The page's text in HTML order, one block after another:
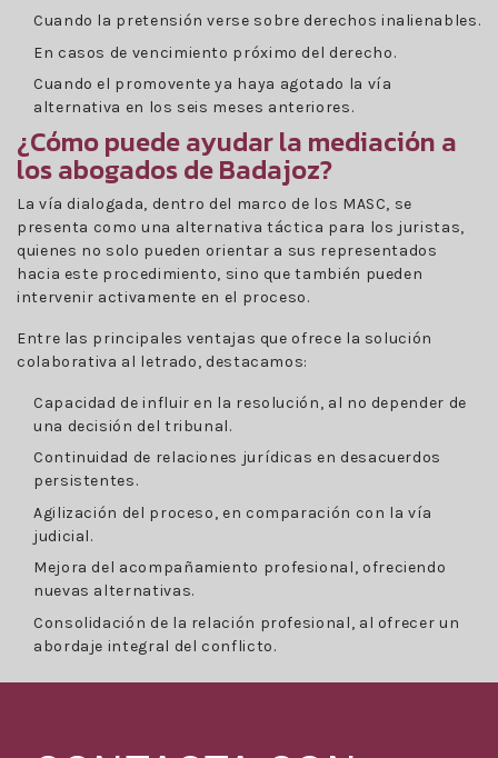
Cuando la pretensión verse sobre derechos inalienables.
En casos de vencimiento próximo del derecho.
Cuando el promovente ya haya agotado la vía
alternativa en los seis meses anteriores.
¿Cómo puede ayudar la mediación a
los abogados de Badajoz?
La vía dialogada, dentro del marco de los MASC, se
presenta como una alternativa táctica para los juristas,
quienes no solo pueden orientar a sus representados
hacia este procedimiento, sino que también pueden
intervenir activamente en el proceso.
Entre las principales ventajas que ofrece la solución
colaborativa al letrado, destacamos:
Capacidad de influir en la resolución, al no depender de
una decisión del tribunal.
Continuidad de relaciones jurídicas en desacuerdos
persistentes.
Agilización del proceso, en comparación con la vía
judicial.
Mejora del acompañamiento profesional, ofreciendo
nuevas alternativas.
Consolidación de la relación profesional, al ofrecer un
abordaje integral del conflicto.